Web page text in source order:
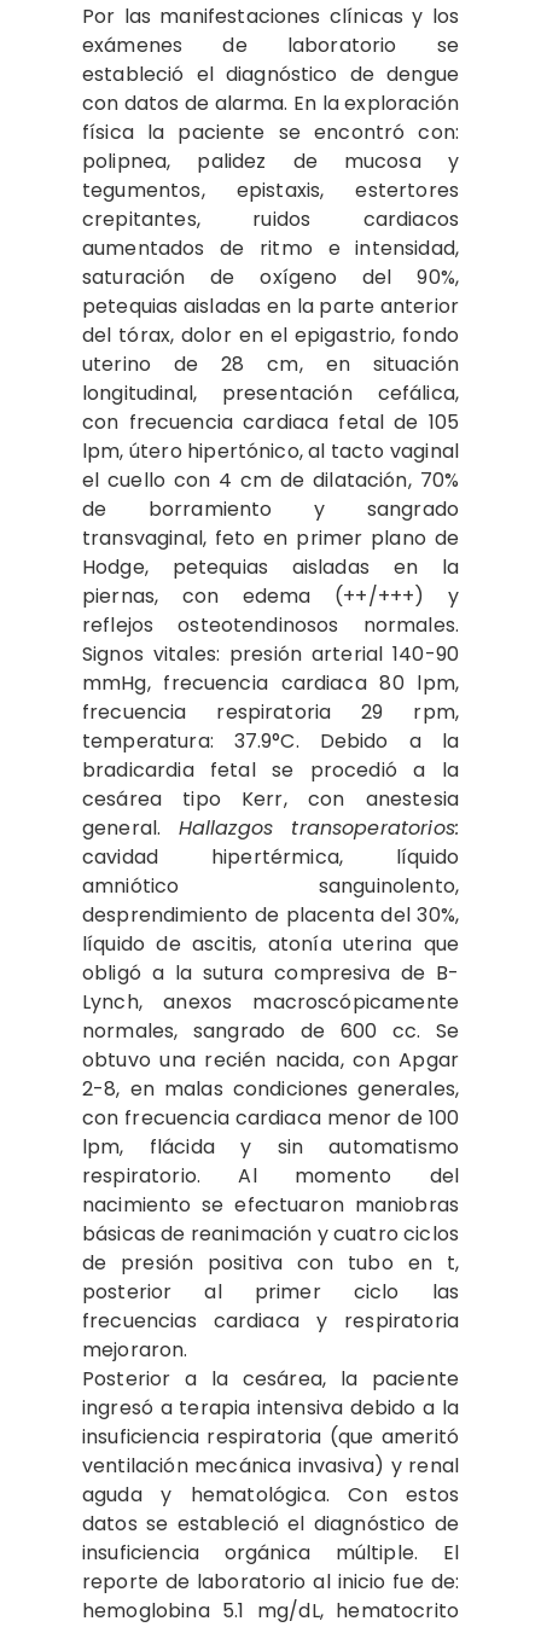
Por las manifestaciones clínicas y los
exámenes de laboratorio se
estableció el diagnóstico de dengue
con datos de alarma. En la exploración
física la paciente se encontró con:
polipnea, palidez de mucosa y
tegumentos, epistaxis, estertores
crepitantes, ruidos cardiacos
aumentados de ritmo e intensidad,
saturación de oxígeno del 90%,
petequias aisladas en la parte anterior
del tórax, dolor en el epigastrio, fondo
uterino de 28 cm, en situación
longitudinal, presentación cefálica,
con frecuencia cardiaca fetal de 105
lpm, útero hipertónico, al tacto vaginal
el cuello con 4 cm de dilatación, 70%
de borramiento y sangrado
transvaginal, feto en primer plano de
Hodge, petequias aisladas en la
piernas, con edema (++/+++) y
reflejos osteotendinosos normales.
Signos vitales: presión arterial 140-90
mmHg, frecuencia cardiaca 80 lpm,
frecuencia respiratoria 29 rpm,
temperatura: 37.9°C. Debido a la
bradicardia fetal se procedió a la
cesárea tipo Kerr, con anestesia
general. Hallazgos transoperatorios:
cavidad hipertérmica, líquido
amniótico sanguinolento,
desprendimiento de placenta del 30%,
líquido de ascitis, atonía uterina que
obligó a la sutura compresiva de B-
Lynch, anexos macroscópicamente
normales, sangrado de 600 cc. Se
obtuvo una recién nacida, con Apgar
2-8, en malas condiciones generales,
con frecuencia cardiaca menor de 100
lpm, flácida y sin automatismo
respiratorio. Al momento del
nacimiento se efectuaron maniobras
básicas de reanimación y cuatro ciclos
de presión positiva con tubo en t,
posterior al primer ciclo las
frecuencias cardiaca y respiratoria
mejoraron.
Posterior a la cesárea, la paciente
ingresó a terapia intensiva debido a la
insuficiencia respiratoria (que ameritó
ventilación mecánica invasiva) y renal
aguda y hematológica. Con estos
datos se estableció el diagnóstico de
insuficiencia orgánica múltiple. El
reporte de laboratorio al inicio fue de:
hemoglobina 5.1 mg/dL, hematocrito